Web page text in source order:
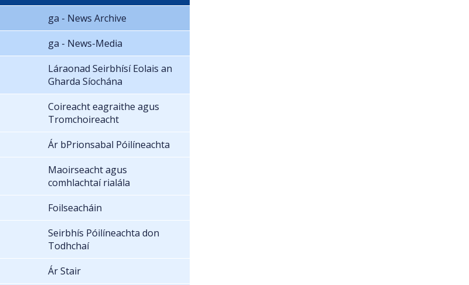
ga - News Archive
ga - News-Media
Láraonad Seirbhísí Eolais an
Gharda Síochána
Coireacht eagraithe agus
Tromchoireacht
Ár bPrionsabal Póilíneachta
Maoirseacht agus
comhlachtaí rialála
Foilseacháin
Seirbhís Póilíneachta don
Todhchaí
Ár Stair